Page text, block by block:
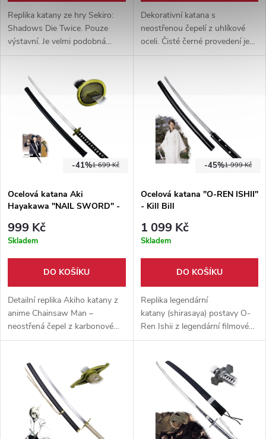
Replika katany ze hry Sekiro:
Shadows Die Twice. Pouze
výstavní. Je velmi podobná
originálu. Čepel z karbonové
lakovaná na hnědo. Vrstva eko-
kůže přes rukojeť.
Dekorativní katana s
neostřenou čepelí z uhlíkové
oceli. Čisté černé provedení je
vhodné pro vystavení a
dřevěná pochva.
1 699 Kč
-41%
Ocelová katana Aki
Hayakawa "NAIL SWORD" -
999 Kč
Skladem
DO KOŠÍKU
Detailní replika Akiho katany z
anime Chainsaw Man –
neostřená čepel z karbonové
oceli, tkaninový oplet rukojeti a
minimalistickém provedení.
1 999 Kč
-45%
Ocelová katana "O-REN ISHII"
- Kill Bill
1 099 Kč
Skladem
DO KOŠÍKU
Replika legendární
katany (shirasaya) postavy O-
Ren Ishii z legendární filmové
série Kill Bill. Dřevěná rukojeť
čepel z karbonové oceli.